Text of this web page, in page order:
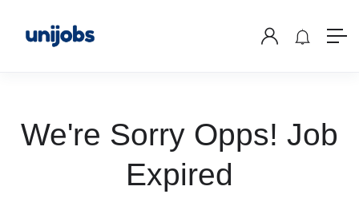
We're Sorry Opps! Job
Expired